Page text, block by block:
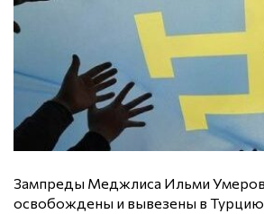
Зампреды Меджлиса Ильми Умеров и Ахтем Чийгоз
освобождены и вывезены в Турцию